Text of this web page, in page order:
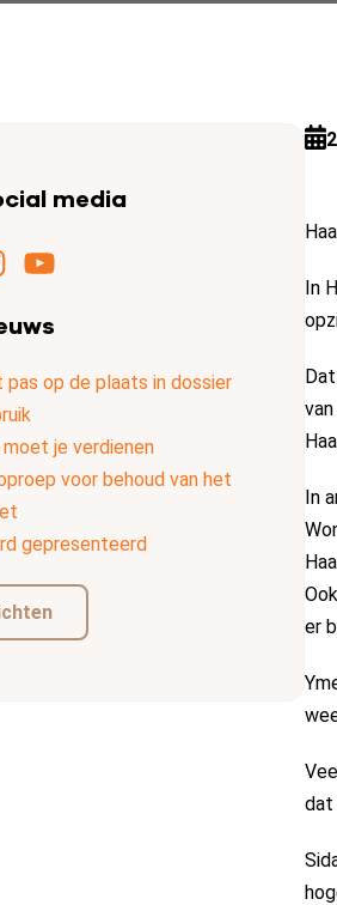
media
YouTube
op de plaats in dossier
je verdienen
voor behoud van het
gepresenteerd
In
In
er
dat